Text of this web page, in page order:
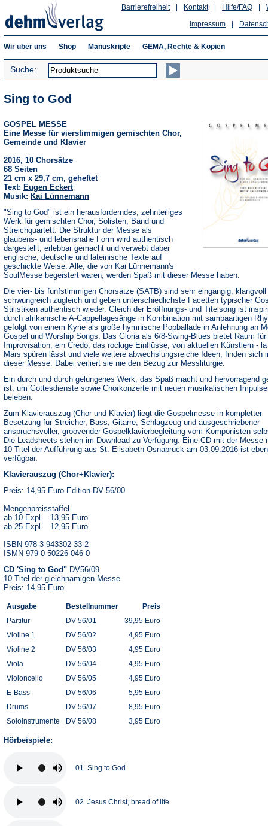
Hilfe/FAQ
Kontakt
Barrierefreiheit
Impressum
Wir über uns Shop Manuskripte GEMA, Rechte & Kopien
Suche:
Sing to God
GOSPEL MESSE
Eine Messe für vierstimmigen gemischten Chor,
Gemeinde und Klavier
2016, 10 Chorsätze
68 Seiten
21 cm x 29,7 cm, geheftet
Text: Eugen Eckert
Musik: Kai Lünnemann
"Sing to God" ist ein herausforderndes, zehnteiliges
Werk für gemischten Chor, Solisten, Band und
Streichquartett. Die Struktur der Messe als
glaubens- und lebensnahe Form wird authentisch
dargestellt, erlebbar gemacht und verwebt dabei
englische, deutsche und lateinische Texte auf
geschickte Weise. Alle, die von Kai Lünnemann's
SoulMesse begeistert waren, werden Spaß mit dieser Messe haben.
Die vier- bis fünfstimmigen Chorsätze (SATB) sind sehr eingängig, klangvoll
schwungreich zugleich und geben unterschiedlichste Facetten typischer
Stilistiken authentisch wieder. Gleich der Eröffnungs- und Titelsong ist
durch afrikanische A-Cappellagesänge in Kombination mit sambaartigen
gefolgt von einem Kyrie als große hymnische Popballade in Anlehnung an
Gospel und Worship Songs. Das Gloria als 6/8-Swing-Blues bietet Raum für
Improvisation, ein Credo, das rockige Einflüsse, von aktuellen Künstlern -
Mars spüren lässt und viele weitere abwechslungsreiche Ideen, finden sich
dieser Messe. Dabei verliert sie nie den Bezug zur Messliturgie.
Ein durch und durch gelungenes Werk, das Spaß macht und hervorragend
ist, um Gottesdienste sowie Chorkonzerte mit neuen musikalischen
beleben.
Zum Klavierauszug (Chor und Klavier) liegt die Gospelmesse in kompletter
Besetzung für Streicher, Bass, Gitarre, Schlagzeug und ausgeschriebener
anspruchsvoller, groovender Gospelklavierbegleitung vom Komponisten
Die Leadsheets (Öffnet
in
Tab)
stehen im Download zu Verfügung. Eine CD mit der Messe
10 Titel der Aufführung aus St. Elisabeth Osnabrück am 03.09.2016 ist
verfügbar.
Klavierauszug (Chor+Klavier):
Preis: 14,95 Euro Edition DV 56/00
Mengenpreisstaffel
ab 10 Expl. 13,95 Euro
ab 25 Expl. 12,95 Euro
ISBN 978-3-943302-33-2
ISMN 979-0-50226-046-0
CD 'Sing to God" DV56/09
10 Titel der gleichnamigen Messe
Preis: 14,95 Euro
Ausgabe Bestellnummer
Preis
Partitur
DV 56/01
39,95 Euro
Violine 1
DV 56/02
4,95 Euro
Violine 2
DV 56/03
4,95 Euro
Viola
DV 56/04
4,95 Euro
Violoncello
DV 56/05
4,95 Euro
E-Bass
DV 56/06
5,95 Euro
Drums
DV 56/07
8,95 Euro
Soloinstrumente
DV 56/08 3,95 Euro
Hörbeispiele:
01. Sing to God
02. Jesus Christ, bread of life